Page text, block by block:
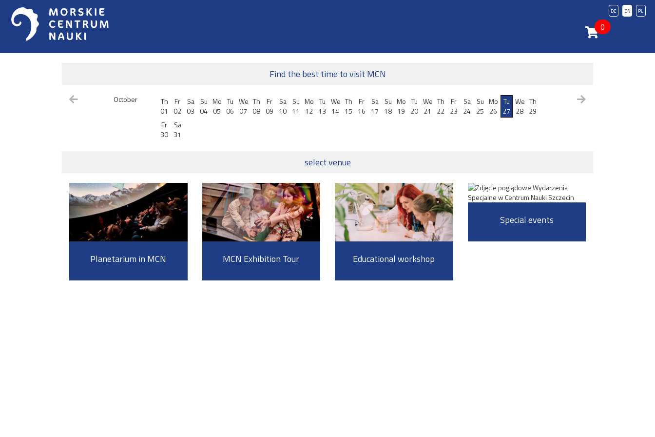
PL
EN
DE
0
Find the best time to visit MCN
October
Th
01
Fr
02
Sa
03
Su
04
Mo
05
Tu
06
We
07
Th
08
Fr
09
Sa
10
Su
11
Mo
12
Tu
13
We
14
Th
15
Fr
16
Sa
17
Su
18
Mo
19
Tu
20
We
21
Th
22
Fr
23
Sa
24
Su
25
Mo
26
Tu
27
We
28
Th
29
Fr
30
Sa
31
select venue
Planetarium in MCN MCN Exhibition Tour Educational workshop
Special events